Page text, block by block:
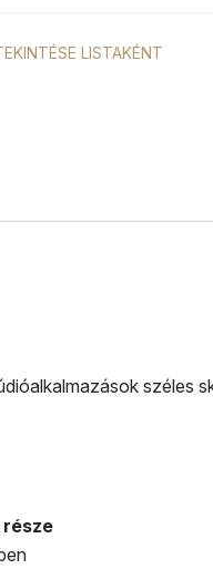
LISTAKÉNT
széles